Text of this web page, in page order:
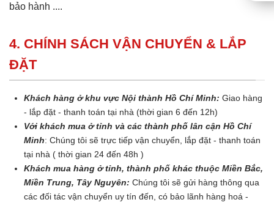
bảo hành ....
4. CHÍNH SÁCH VẬN CHUYỂN & LẮP
ĐẶT
Khách hàng ở khu vực Nội thành Hồ Chí Minh: Giao hàng
- lắp đặt - thanh toán tại nhà (thời gian 6 đến 12h)
Với khách mua ở tỉnh và các thành phố lân cận Hồ Chí
Minh: Chúng tôi sẽ trực tiếp vận chuyển, lắp đặt - thanh toán
tại nhà ( thời gian 24 đến 48h )
Khách mua hàng ở tỉnh, thành phố khác thuộc Miền Bắc,
Miền Trung, Tây Nguyên: Chúng tôi sẽ gửi hàng thông qua
các đối tác vận chuyển uy tín đến, có bảo lãnh hàng hoá -